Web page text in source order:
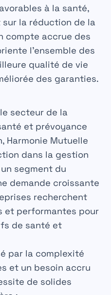
à la santé,
la réduction de la
compte accrue des
l’ensemble des
qualité de vie
des garanties.
secteur de la
et prévoyance
Harmonie Mutuelle
dans la gestion
segment du
demande croissante
recherchent
et performantes pour
de santé et
par la complexité
et un besoin accru
de solides